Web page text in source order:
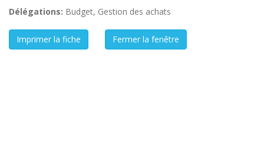
Délégations: Budget, Gestion des achats